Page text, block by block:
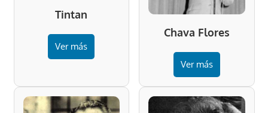
Tintan
Ver más
Chava Flores
Ver más